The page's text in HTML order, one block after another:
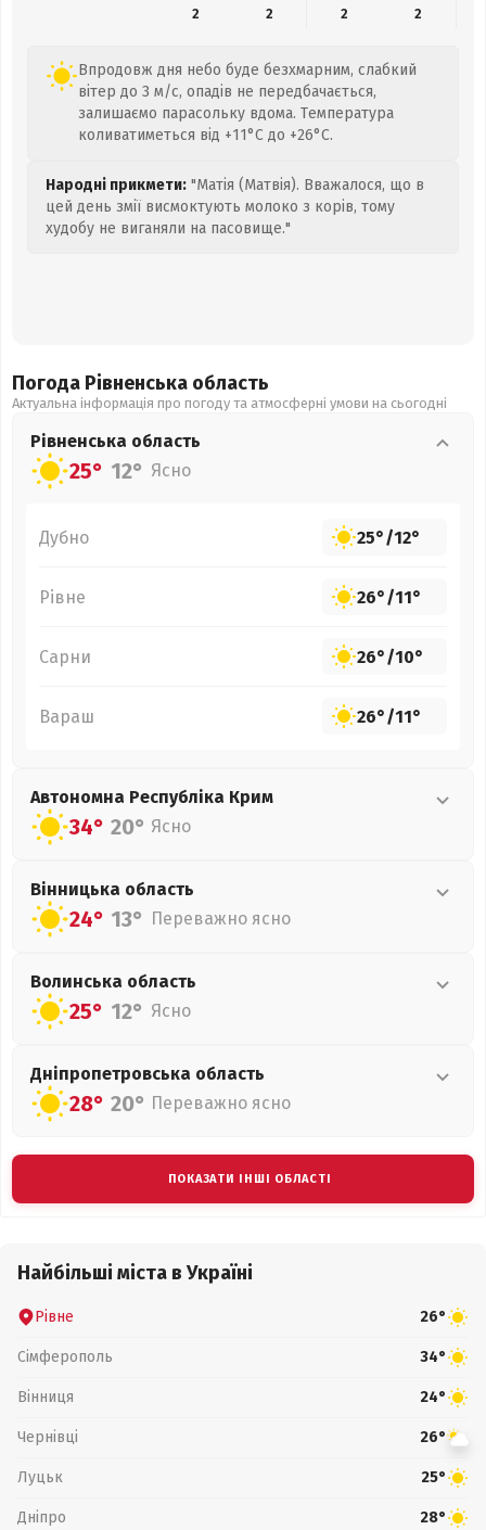
2
2 2 2
Впродовж дня небо буде безхмарним, слабкий
вітер до 3 м/с, опадів не передбачається,
залишаємо парасольку вдома. Температура
коливатиметься від +11°C до +26°C.
Народні прикмети: "Матія (Матвія). Вважалося, що в
цей день змії висмоктують молоко з корів, тому
худобу не виганяли на пасовище."
Погода Рівненська область
Актуальна інформація про погоду та атмосферні умови на сьогодні
Рівненська область
25° 12° Ясно
Дубно 25°/12°
Рівне 26°/11°
Сарни 26°/10°
Вараш 26°/11°
Автономна Республіка Крим
34° 20° Ясно
Вінницька область
24° 13° Переважно ясно
Волинська область
25° 12° Ясно
Дніпропетровська область
28° 20° Переважно ясно
ПОКАЗАТИ ІНШІ ОБЛАСТІ
Найбільші міста в Україні
Рівне 26°
Сімферополь 34°
Вінниця 24°
Чернівці 26°
Луцьк 25°
Дніпро 28°